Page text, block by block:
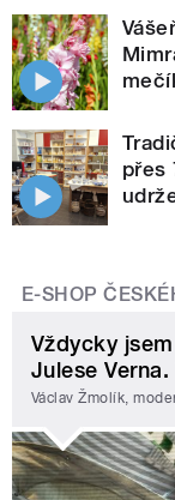
přes
E-SHOP
Vždycky
Julese
Václav Žmolík,